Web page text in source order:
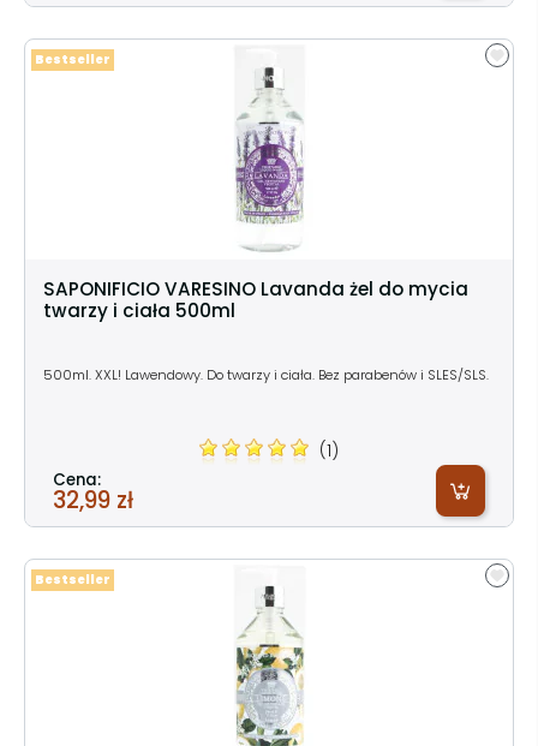
SAPONIFICIO VARESINO Lavanda żel do mycia
twarzy i ciała 500ml
500ml. XXL! Lawendowy. Do twarzy i ciała. Bez parabenów i SLES/SLS.
(1)
Cena:
32,99 zł
Bestseller
Bestseller